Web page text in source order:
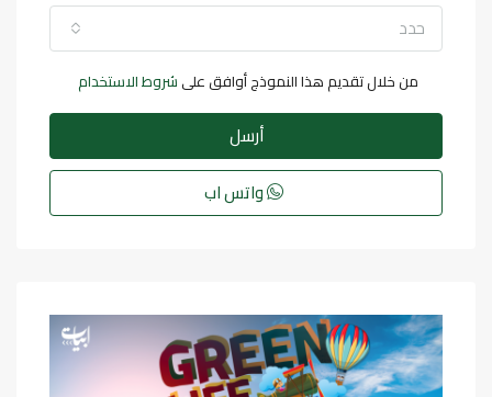
حدد
من خلال تقديم هذا النموذج أوافق على شروط الاستخدام
أرسل
واتس اب